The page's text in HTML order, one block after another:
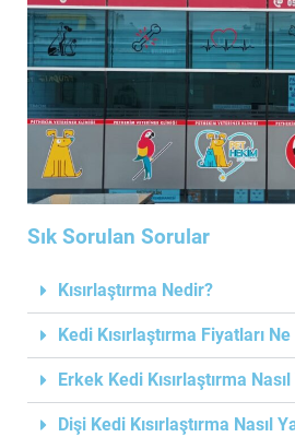
Sık Sorulan Sorular
Kısırlaştırma Nedir?
Kedi Kısırlaştırma Fiyatları
Erkek Kedi Kısırlaştırma Nasıl
Dişi Kedi Kısırlaştırma Nasıl